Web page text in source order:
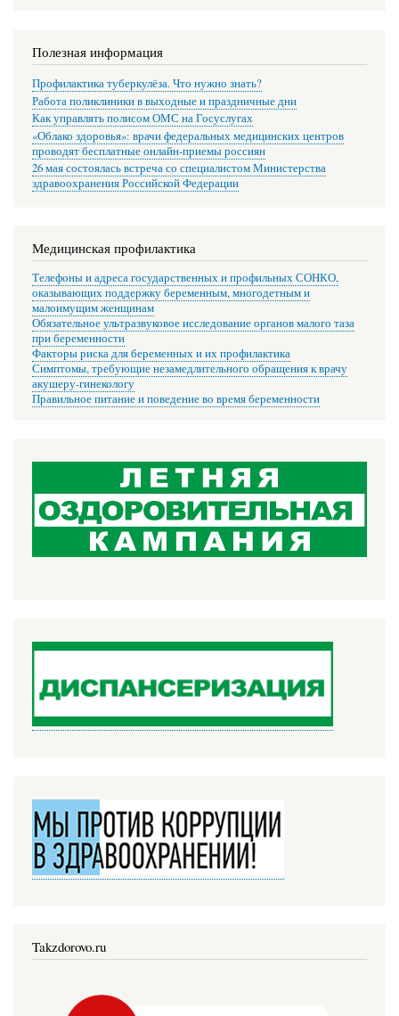
Полезная информация
Профилактика туберкулёза. Что нужно знать?
Работа поликлиники в выходные и праздничные дни
Как управлять полисом ОМС на Госуслугах
«Облако здоровья»: врачи федеральных медицинских центров
проводят бесплатные онлайн-приемы россиян
26 мая состоялась встреча со специалистом Министерства
здравоохранения Российской Федерации
Медицинская профилактика
Телефоны и адреса государственных и профильных СОНКО,
оказывающих поддержку беременным, многодетным и
малоимущим женщинам
Обязательное ультразвуковое исследование органов малого таза
при беременности
Факторы риска для беременных и их профилактика
Симптомы, требующие незамедлительного обращения к врачу
акушеру-гинекологу
Правильное питание и поведение во время беременности
Takzdorovo.ru